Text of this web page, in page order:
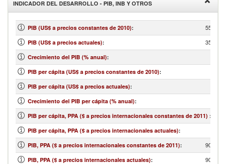
INDICADOR DEL DESARROLLO - PIB, INB Y OTROS
PIB (US$ a precios constantes de 2010):
PIB (US$ a precios actuales):
Crecimiento del PIB (% anual):
PIB per cápita (US$ a precios constantes de 2010):
PIB per cápita (US$ a precios actuales):
Crecimiento del PIB per cápita (% anual):
PIB per cápita, PPA ($ a precios internacionales constantes de 2011) :
PIB per cápita, PPA ($ a precios internacionales actuales):
PIB, PPA ($ a precios internacionales constantes de 2011):
PIB, PPA ($ a precios internacionales actuales):